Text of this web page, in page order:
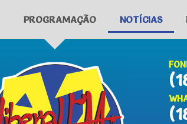
PROGRAMAÇÃO NOTÍCIAS